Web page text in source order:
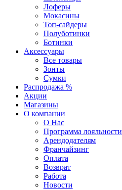
Лоферы
Мокасины
Топ-сайдеры
Полуботинки
Ботинки
Аксессуары
Все товары
Зонты
Сумки
Распродажа %
Акции
Магазины
О компании
О Нас
Программа лояльности
Арендодателям
Франчайзинг
Оплата
Возврат
Работа
Новости